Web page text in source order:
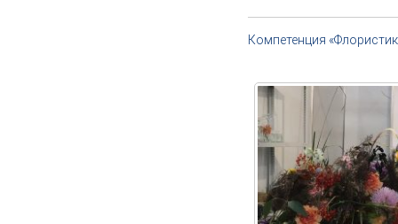
Компетенция